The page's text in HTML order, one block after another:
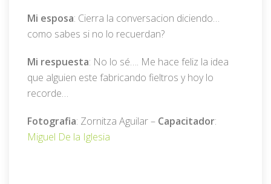
Mi esposa: Cierra la conversacion diciendo…
como sabes si no lo recuerdan?
Mi respuesta: No lo sé…. Me hace feliz la idea
que alguien este fabricando fieltros y hoy lo
recorde…
Fotografia: Zornitza Aguilar – Capacitador:
Miguel De la Iglesia